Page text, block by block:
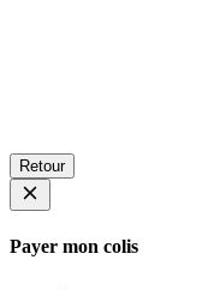
Retour
Payer mon colis